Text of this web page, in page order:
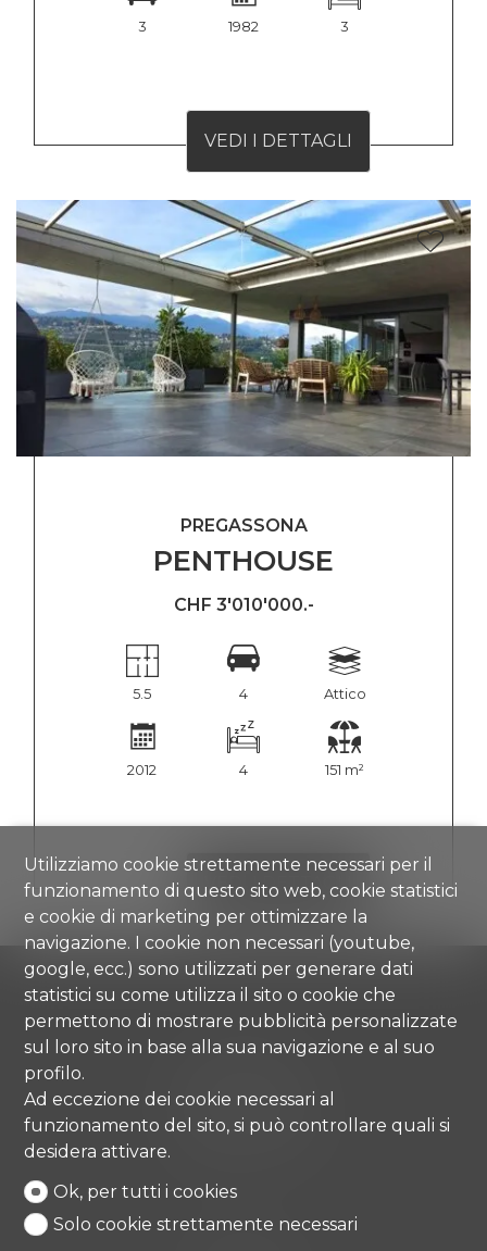
3 1982 3
VEDI I DETTAGLI
PENTHOUSE
PREGASSONA
CHF 3'010'000.-
5.5 4 Attico
2012 4 151 m²
VEDI I DETTAGLI
Comisa SA
6976 Castagnola
Tel. +41 91 971 67 00
Utilizziamo cookie strettamente necessari per il
funzionamento di questo sito web, cookie statistici
e cookie di marketing per ottimizzare la
navigazione. I cookie non necessari (youtube,
google, ecc.) sono utilizzati per generare dati
statistici su come utilizza il sito o cookie che
permettono di mostrare pubblicità personalizzate
sul loro sito in base alla sua navigazione e al suo
profilo.
Ad eccezione dei cookie necessari al
funzionamento del sito, si può controllare quali si
desidera attivare.
Ok, per tutti i cookies
Solo cookie strettamente necessari